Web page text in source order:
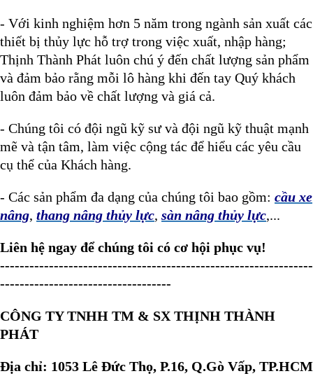
- Với kinh nghiệm hơn 5 năm trong ngành sản xuất các
thiết bị thủy lực hỗ trợ trong việc xuất, nhập hàng;
Thịnh Thành Phát luôn chú ý đến chất lượng sản phẩm
và đảm bảo rằng mỗi lô hàng khi đến tay Quý khách
luôn đảm bảo về chất lượng và giá cả.
- Chúng tôi có đội ngũ kỹ sư và đội ngũ kỹ thuật mạnh
mẽ và tận tâm, làm việc cộng tác để hiểu các yêu cầu
cụ thể của Khách hàng.
- Các sản phẩm đa dạng của chúng tôi bao gồm: cầu xe
nâng, thang nâng thủy lực, sàn nâng thủy lực,...
Liên hệ ngay để chúng tôi có cơ hội phục vụ!
----------------------------------------------------------------
-----------------------------------
CÔNG TY TNHH TM & SX THỊNH THÀNH
PHÁT
Địa chỉ: 1053 Lê Đức Thọ, P.16, Q.Gò Vấp, TP.HCM